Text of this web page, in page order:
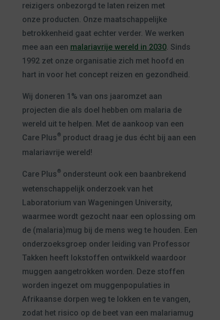
reizigers onbezorgd te laten reizen met
onze producten. Onze maatschappelijke
betrokkenheid gaat echter verder. We werken
mee aan een malariavrije wereld in 2030. Sinds
1992 zet onze organisatie zich met hoofd en
hart in voor het concept reizen en gezondheid.
Wij doneren 1% van ons jaaromzet aan
projecten die als doel hebben om malaria de
wereld uit te helpen. Met de aankoop van een
Care Plus®product draag je dus écht bij aan een
malariavrije wereld!
Care Plus®ondersteunt ook een baanbrekend
wetenschappelijk onderzoek van het
Laboratorium van Wageningen University,
waarmee wordt gezocht naar een oplossing om
de (malaria)mug bij de mens weg te houden. Een
onderzoeksgroep onder leiding van Professor
Takken heeft lokstoffen ontwikkeld waardoor
muggen aangetrokken worden. Deze stoffen
worden ingezet om muggenpopulaties in
Afrikaanse dorpen weg te lokken en te vangen,
zodat het risico op de beet van een malariamug